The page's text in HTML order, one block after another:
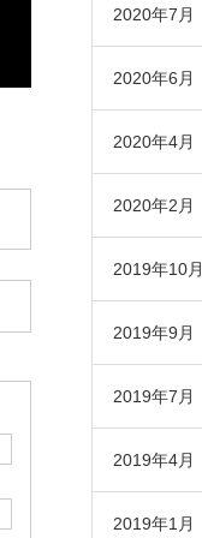
2020年7月
2020年6月
2020年4月
2020年2月
2019年10月
2019年9月
2019年7月
2019年4月
2019年1月